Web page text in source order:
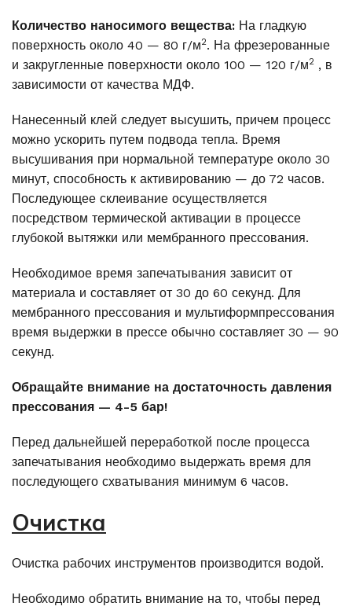
Количество наносимого вещества: На гладкую
поверхность около 40 — 80 г/м2. На фрезерованные
и закругленные поверхности около 100 — 120 г/м2 , в
зависимости от качества МДФ.
Нанесенный клей следует высушить, причем процесс
можно ускорить путем подвода тепла. Время
высушивания при нормальной температуре около 30
минут, способность к активированию — до 72 часов.
Последующее склеивание осуществляется
посредством термической активации в процессе
глубокой вытяжки или мембранного прессования.
Необходимое время запечатывания зависит от
материала и составляет от 30 до 60 секунд. Для
мембранного прессования и мультиформпрессования
время выдержки в прессе обычно составляет 30 — 90
секунд.
Обращайте внимание на достаточность давления
прессования — 4-5 бар!
Перед дальнейшей переработкой после процесса
запечатывания необходимо выдержать время для
последующего схватывания минимум 6 часов.
Очистка
Очистка рабочих инструментов производится водой.
Необходимо обратить внимание на то, чтобы перед